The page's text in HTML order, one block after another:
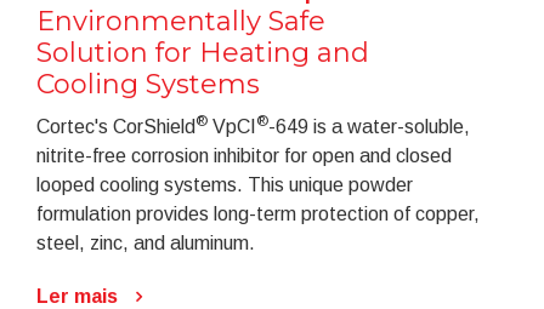
Environmentally Safe
Solution for Heating and
Cooling Systems
Cortec's CorShield ® VpCI ®-649 is a water-soluble,
nitrite-free corrosion inhibitor for open and closed
looped cooling systems. This unique powder
formulation provides long-term protection of copper,
steel, zinc, and aluminum.
Ler mais